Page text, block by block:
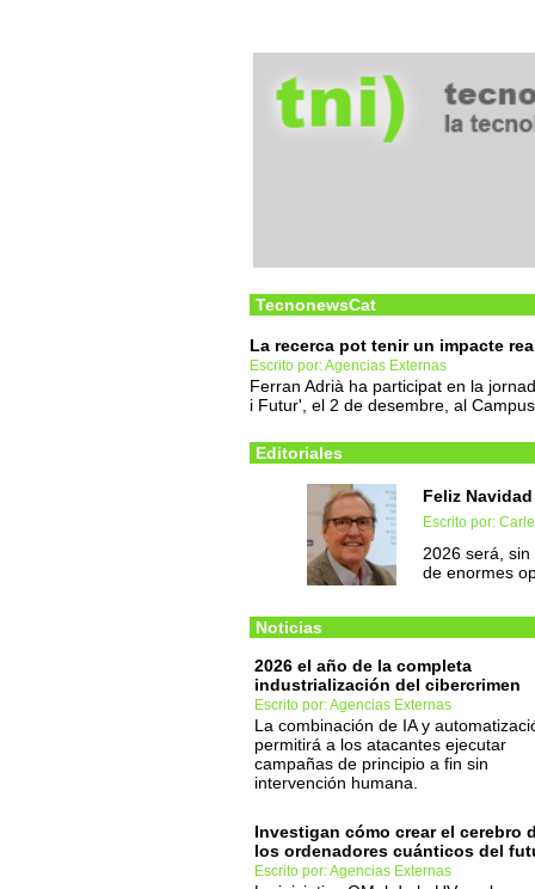
TecnonewsCat
La recerca pot tenir un impacte
Escrito por: Agencias Externas
Ferran Adrià ha participat en la
i Futur', el 2 de desembre, al
Editoriales
Feliz
Escrito por:
2026 será,
de enormes
Noticias
2026 el año de la completa
industrialización del cibercrimen
Escrito por: Agencias Externas
La combinación de IA y
permitirá a los atacantes ejecutar
campañas de principio a fin sin
intervención humana.
Investigan cómo crear el cerebro
los ordenadores cuánticos del
Escrito por: Agencias Externas